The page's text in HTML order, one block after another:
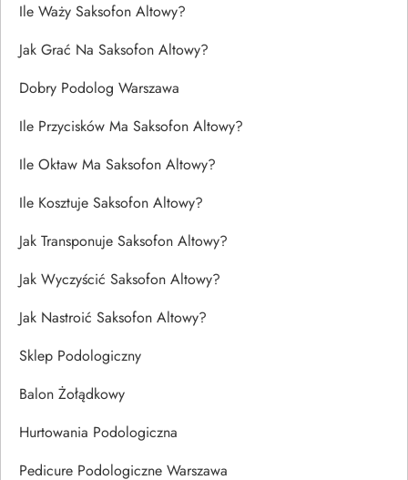
Ile Waży Saksofon Altowy?
Jak Grać Na Saksofon Altowy?
Dobry Podolog Warszawa
Ile Przycisków Ma Saksofon Altowy?
Ile Oktaw Ma Saksofon Altowy?
Ile Kosztuje Saksofon Altowy?
Jak Transponuje Saksofon Altowy?
Jak Wyczyścić Saksofon Altowy?
Jak Nastroić Saksofon Altowy?
Sklep Podologiczny
Balon Żołądkowy
Hurtowania Podologiczna
Pedicure Podologiczne Warszawa